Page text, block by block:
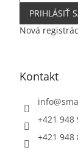
PRIHLÁSIŤ
Nová
Kontakt
info@
+421 948
+421 948